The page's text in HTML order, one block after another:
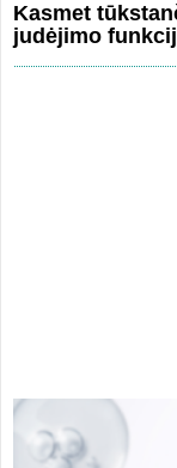
Kasmet
judėjimo